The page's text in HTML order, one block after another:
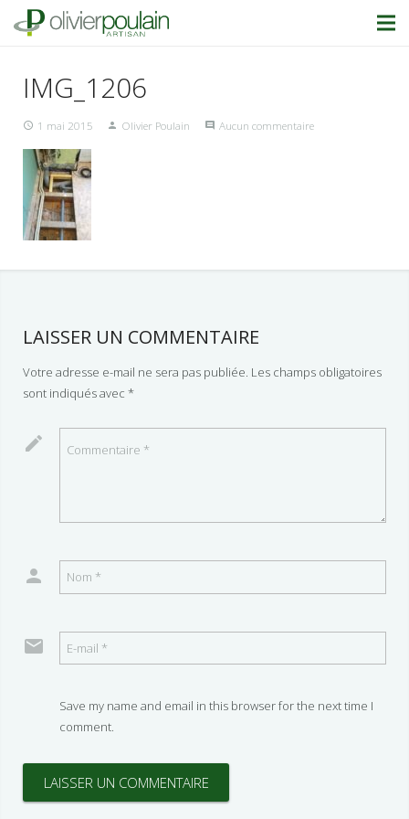
IMG_1206
1 mai 2015 Olivier Poulain Aucun commentaire
LAISSER UN COMMENTAIRE
Votre adresse e-mail ne sera pas publiée. Les champs obligatoires
sont indiqués avec *
Save my name and email in this browser for the next time I
comment.
LAISSER UN COMMENTAIRE